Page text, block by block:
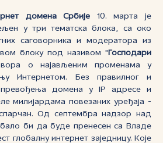
домена Србије 10. марта је
у три тематска блока, са око
саговорника и модератора из
блоку под називом " Господари
о најављеним променама у
Интернетом. Без правилног и
превођења домена у IP адресе и
милијардама повезаних уређаја -
Од септембра надзор над
би да буде пренесен са Владе
глобалну интернет заједницу. Које